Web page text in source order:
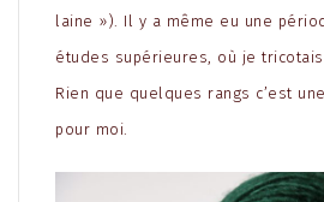
laine »). Il y a même eu une
études supérieures, où je
Rien que quelques rangs c’est
pour moi.